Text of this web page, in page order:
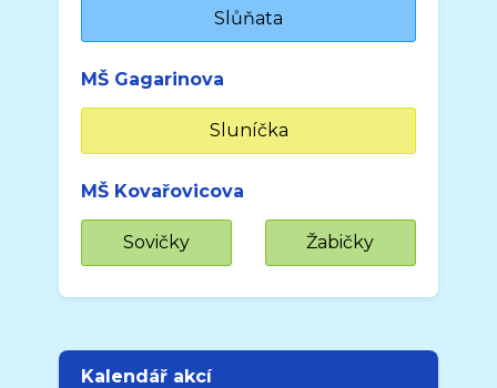
Slůňata
MŠ Gagarinova
Sluníčka
MŠ Kovařovicova
Sovičky Žabičky
Kalendář akcí